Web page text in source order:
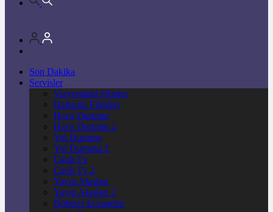
Son Dakika
Servisler
Vizyondaki Filmler
Haftanin Filmleri
Hava Durumu
Hava Durumu 2
Yol Durumu
Yol Durumu 2
Canlı Tv
Canlı Tv 2
Yayın Akışları
Yayın Akışları 2
Nöbetçi Eczaneler